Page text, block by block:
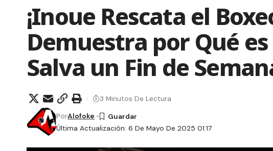
¡Inoue Rescata el
Demuestra por Qué
Salva un Fin de
Última Actualización: 6 De Mayo De 2025 01:17
PorAlofoke
3 Minutos De Lectura